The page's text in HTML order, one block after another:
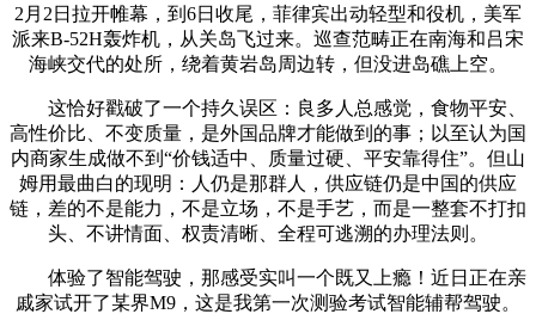
2月2日拉开帷幕，到6日收尾，菲律宾出动轻型和役机，美军
派来B-52H轰炸机，从关岛飞过来。巡查范畴正在南海和吕宋
海峡交代的处所，绕着黄岩岛周边转，但没进岛礁上空。
这恰好戳破了一个持久误区：良多人总感觉，食物平安、
高性价比、不变质量，是外国品牌才能做到的事；以至认为国
内商家生成做不到“价钱适中、质量过硬、平安靠得住”。但山
姆用最曲白的现明：人仍是那群人，供应链仍是中国的供应
链，差的不是能力，不是立场，不是手艺，而是一整套不打扣
头、不讲情面、权责清晰、全程可逃溯的办理法则。
体验了智能驾驶，那感受实叫一个既又上瘾！近日正在亲
戚家试开了某界M9，这是我第一次测验考试智能辅帮驾驶。